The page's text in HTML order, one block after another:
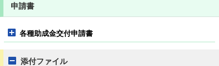
申請書
各種助成金交付申請書
添付ファイル